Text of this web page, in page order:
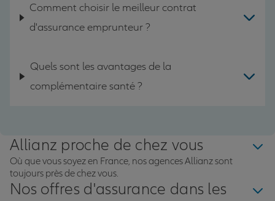
Comment choisir le meilleur contrat
d'assurance emprunteur ?
Quels sont les avantages de la
complémentaire santé ?
Allianz proche de chez vous
Où que vous soyez en France, nos agences Allianz sont
toujours près de chez vous.
Nos offres d'assurance dans les